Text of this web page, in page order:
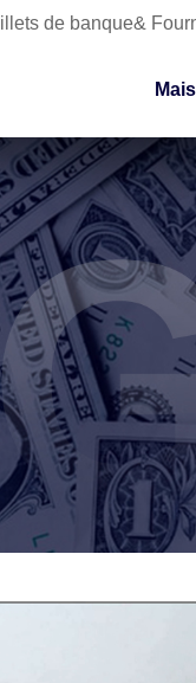
de banque&